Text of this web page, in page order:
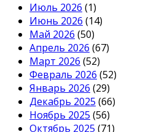
Июль 2026 (1)
Июнь 2026 (14)
Май 2026 (50)
Апрель 2026 (67)
Март 2026 (52)
Февраль 2026 (52)
Январь 2026 (29)
Декабрь 2025 (66)
Ноябрь 2025 (56)
Октябрь 2025 (71)